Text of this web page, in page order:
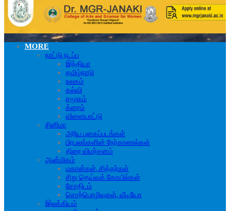
MORE
நாட்டு நடப்பு
இந்தியா
தமிழ்நாடு
உலகம்
கல்வி
சமூகம்
க்ரைம்
விளையாட்டு
சினிமா
அரிய புகைப்படங்கள்
பிரபலங்களின் நேர்காணல்கள்
திரை விமர்சனம்
ஆன்மிகம்
மகான்கள், சித்தர்கள்
சிறு தெய்வக் கோயில்கள்
சோதிடம்
சொற்பொழிவுகள், வீடியோ
இலக்கியம்